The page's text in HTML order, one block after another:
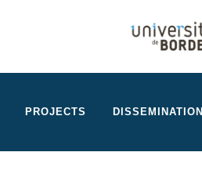
PROJECTS DISSEMINATION